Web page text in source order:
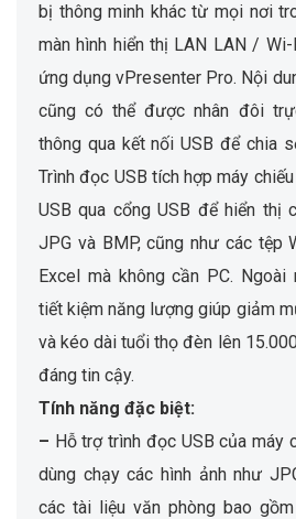
bị thông minh khác từ mọi nơi
màn hình hiển thị LAN LAN /
ứng dụng vPresenter Pro. Nội
cũng có thể được nhân đôi
thông qua kết nối USB để chia
Trình đọc USB tích hợp máy
USB qua cổng USB để hiển thị
JPG và BMP, cũng như các tệp
Excel mà không cần PC. Ngoài
tiết kiệm năng lượng giúp giảm
và kéo dài tuổi thọ đèn lên
đáng tin cậy.
Tính năng đặc biệt:
– Hỗ trợ trình đọc USB của máy
dùng chạy các hình ảnh như
các tài liệu văn phòng bao